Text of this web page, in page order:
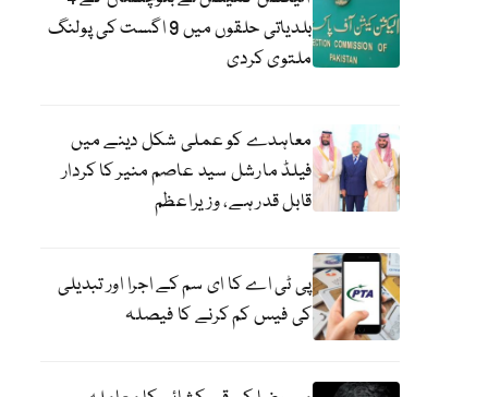
بلدیاتی حلقوں میں 9 اگست کی پولنگ
ملتوی کردی
معاہدے کو عملی شکل دینے میں
فیلڈ مارشل سید عاصم منیر کا کردار
قابل قدر ہے، وزیراعظم
پی ٹی اے کا ای سم کے اجرا اور تبدیلی
کی فیس کم کرنے کا فیصلہ